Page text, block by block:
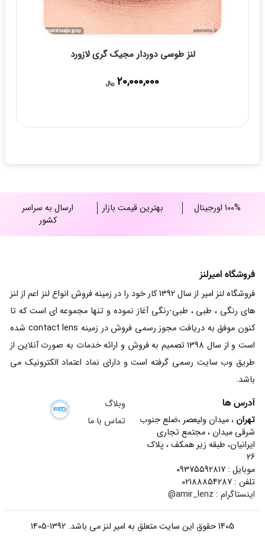
لنز طوسی دوردار مجیک گری لازورد
20,000,000 ریال
100% اورجینال بهترین قیمت بازار
ارسال به سراسر
کشور
فروشگاه امیرلنز
فروشگاه لنز امیر از سال 1392 کار خود را در زمینه فروش انواع لنز اعم از لنز
های رنگی ، طبی ، طبی-رنگی آغاز نموده و تنها مجموعه ای است که تا
کنون موفق به دریافت مجوز رسمی فروش در زمینه contact lens شده
است و از سال 1398 تصمیم به فروش و ارائه خدمات به صورت آنلاین از
طریق وب سایت رسمی گرفته است و دارای نماد اعتماد الکترونیک می
باشد.
آدرس ها
تهران ، میدان ولیعصر ،ضلع جنوب
شرقی میدان ، مجتمع تجاری
ایرانیان، طبقه زیر همکف ، پلاک
26
موبایل : 09375592817
تلفن : 02188854287
اینستاگرام : amir_lenz@
وبلاگ
تماس با ما
1405 حقوق این سایت متعلق به امیر لنز می باشد. 1392-1405